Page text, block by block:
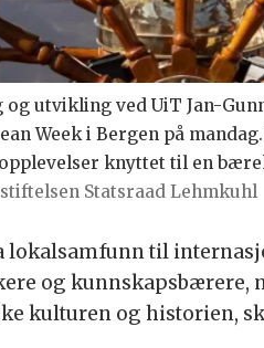
utvikling ved UiT Jan-
Week i Bergen på
knyttet til en
Statsraad Lehmkuhl
til
og kunnskapsbærere,
kulturen og historien,